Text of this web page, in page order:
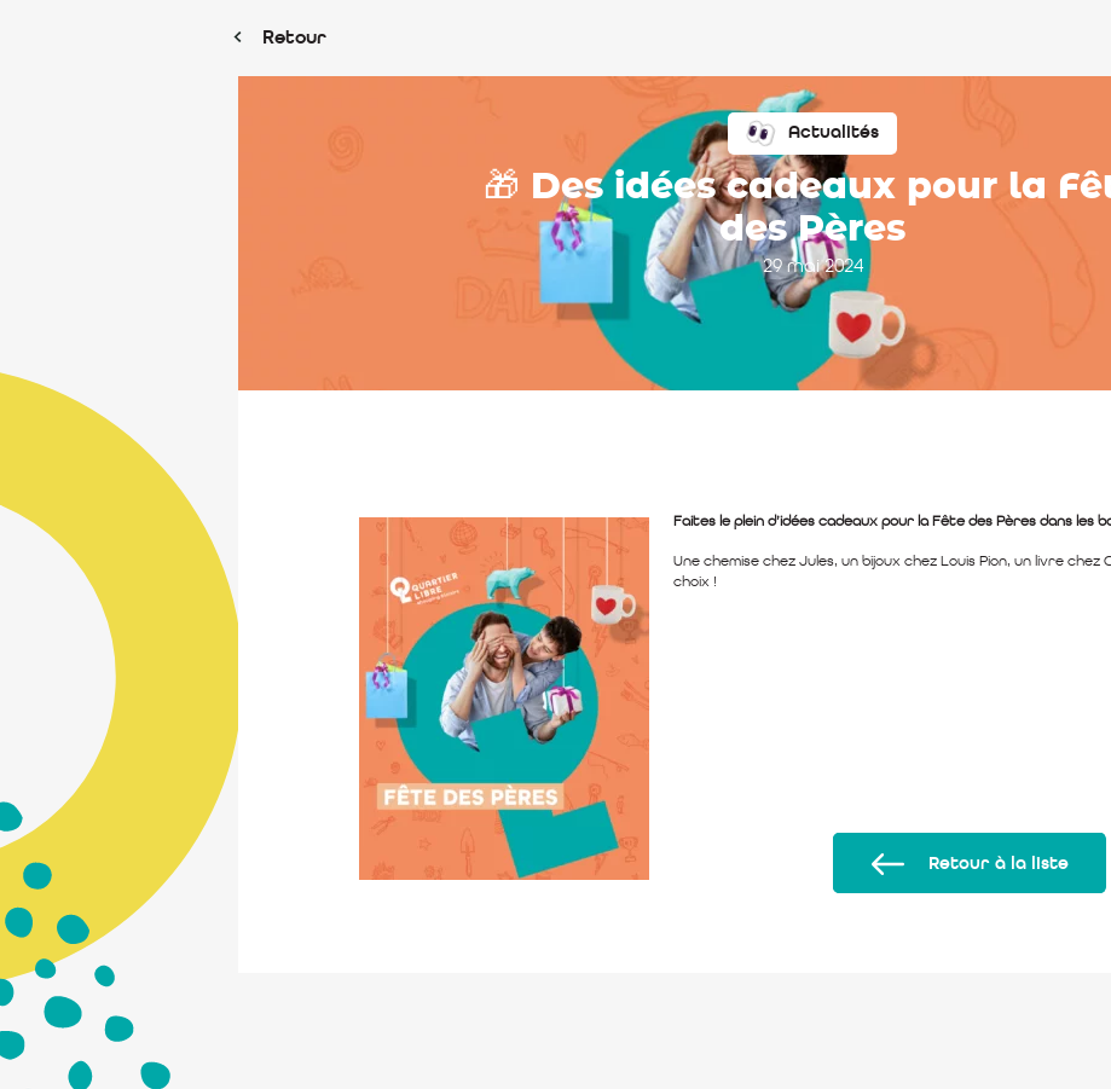
Retour
Actualités
🎁 Des idées cadeaux pour la
des Pères
29 mai 2024
Faites le plein d’idées cadeaux pour la Fête des Pères dans les
Une chemise chez Jules, un bijoux chez Louis Pion, un livre
choix !
Retour à la liste